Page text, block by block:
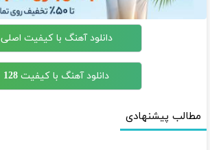
دانلود آهنگ با کیفیت اصلی
دانلود آهنگ با کیفیت 128
مطالب پیشنهادی